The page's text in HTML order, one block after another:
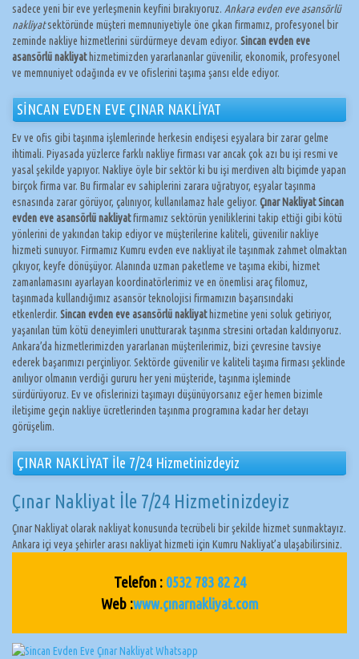
sadece yeni bir eve yerleşmenin keyfini bırakıyoruz. Ankara evden eve asansörlü
nakliyatsektöründe müşteri memnuniyetiyle öne çıkan firmamız, profesyonel bir
zeminde nakliye hizmetlerini sürdürmeye devam ediyor. Sincan evden eve
asansörlü nakliyathizmetimizden yararlananlar güvenilir, ekonomik, profesyonel
ve memnuniyet odağında ev ve ofislerini taşıma şansı elde ediyor.
SİNCAN EVDEN EVE ÇINAR NAKLİYAT
Ev ve ofis gibi taşınma işlemlerinde herkesin endişesi eşyalara bir zarar gelme
ihtimali. Piyasada yüzlerce farklı nakliye firması var ancak çok azı bu işi resmi ve
yasal şekilde yapıyor. Nakliye öyle bir sektör ki bu işi merdiven altı biçimde yapan
birçok firma var. Bu firmalar ev sahiplerini zarara uğratıyor, eşyalar taşınma
esnasında zarar görüyor, çalınıyor, kullanılamaz hale geliyor. Çınar Nakliyat Sincan
evden eve asansörlü nakliyatfirmamız sektörün yeniliklerini takip ettiği gibi kötü
yönlerini de yakından takip ediyor ve müşterilerine kaliteli, güvenilir nakliye
hizmeti sunuyor. Firmamız Kumru evden eve nakliyat ile taşınmak zahmet olmaktan
çıkıyor, keyfe dönüşüyor. Alanında uzman paketleme ve taşıma ekibi, hizmet
zamanlamasını ayarlayan koordinatörlerimiz ve en önemlisi araç filomuz,
taşınmada kullandığımız asansör teknolojisi firmamızın başarısındaki
etkenlerdir. Sincan evden eve asansörlü nakliyathizmetine yeni soluk getiriyor,
yaşanılan tüm kötü deneyimleri unutturarak taşınma stresini ortadan kaldırıyoruz.
Ankara’da hizmetlerimizden yararlanan müşterilerimiz, bizi çevresine tavsiye
ederek başarımızı perçinliyor. Sektörde güvenilir ve kaliteli taşıma firması şeklinde
anılıyor olmanın verdiği gururu her yeni müşteride, taşınma işleminde
sürdürüyoruz. Ev ve ofislerinizi taşımayı düşünüyorsanız eğer hemen bizimle
iletişime geçin nakliye ücretlerinden taşınma programına kadar her detayı
görüşelim.
ÇINAR NAKLİYAT İle 7/24 Hizmetinizdeyiz
Çınar Nakliyat İle 7/24 Hizmetinizdeyiz
Çınar Nakliyat olarak nakliyat konusunda tecrübeli bir şekilde hizmet sunmaktayız.
Ankara içi veya şehirler arası nakliyat hizmeti için Kumru Nakliyat’a ulaşabilirsiniz.
Telefon : 0532 783 82 24
Web :www.çınarnakliyat.com